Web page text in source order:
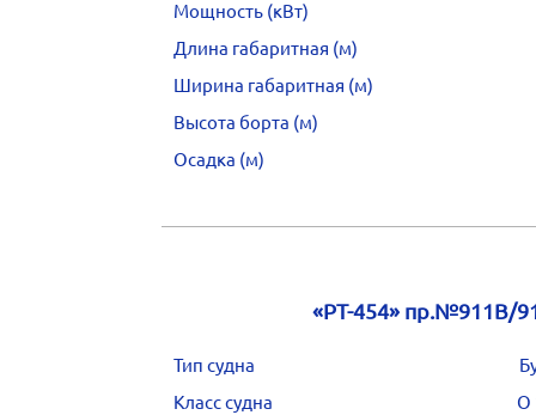
Мощность (кВт)
Длина габаритная (м)
Ширина габаритная (м)
Высота борта (м)
Осадка (м)
«РТ-454» пр.№911В/
Тип судна
Класс судна
О